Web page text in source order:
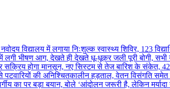
विद्यालय में लगाया निःशुल्क स्वास्थ्य शिविर, 123
भीषण आग, देखते ही देखते धू-धूकर जली पूरी बोगी, सभी
सक्रिय होगा मानसून, नए सिस्टम से तेज बारिश के संकेत, 42
की अनिश्चितकालीन हड़ताल, वेतन विसंगति
का पर बड़ा बयान, बोले ‘आंदोलन जरूरी है, लेकिन मर्यादा